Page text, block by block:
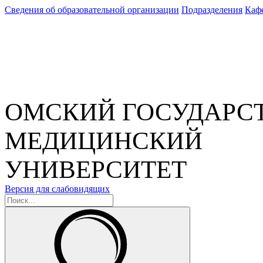
Сведения об образовательной организации Подразделения
ОМСКИЙ
МЕДИЦИНСКИЙ
УНИВЕРСИТЕТ
Версия для слабовидящих